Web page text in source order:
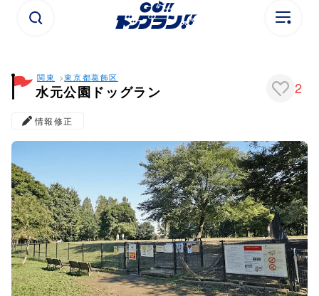
関東 東京都葛飾区
水元公園ドッグラン 2
情報修正